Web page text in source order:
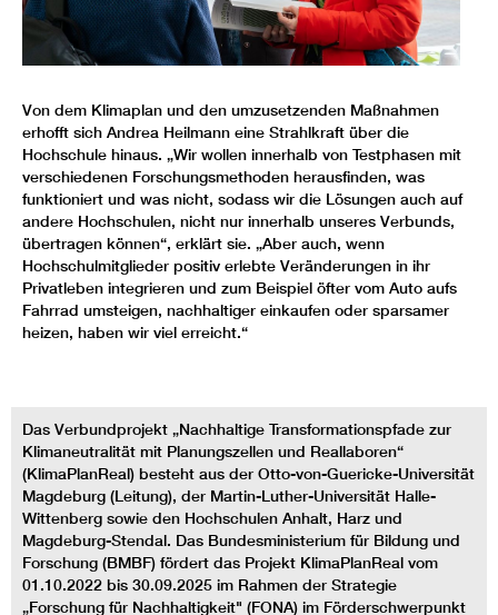
Von dem Klimaplan und den umzusetzenden Maßnahmen
erhofft sich Andrea Heilmann eine Strahlkraft über die
Hochschule hinaus. „Wir wollen innerhalb von Testphasen mit
verschiedenen Forschungsmethoden herausfinden, was
funktioniert und was nicht, sodass wir die Lösungen auch auf
andere Hochschulen, nicht nur innerhalb unseres Verbunds,
übertragen können“, erklärt sie. „Aber auch, wenn
Hochschulmitglieder positiv erlebte Veränderungen in ihr
Privatleben integrieren und zum Beispiel öfter vom Auto aufs
Fahrrad umsteigen, nachhaltiger einkaufen oder sparsamer
heizen, haben wir viel erreicht.“
Das Verbundprojekt „Nachhaltige Transformationspfade zur
Klima­neutralität mit Planungszellen und Reallaboren“
(KlimaPlanReal) besteht aus der Otto-von-Guericke-Universität
Magdeburg (Leitung), der Martin-Luther-Universität Halle-
Wittenberg sowie den Hochschulen Anhalt, Harz und
Magdeburg-Stendal. Das Bundesministerium für Bildung und
Forschung (BMBF) fördert das Projekt KlimaPlanReal vom
01.10.2022 bis 30.09.2025 im Rahmen der Strategie
„Forschung für Nachhaltigkeit" (FONA) im Förderschwerpunkt